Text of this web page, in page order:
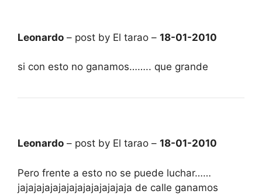
Leonardo – post by El tarao – 18-01-2010
si con esto no ganamos…….. que grande
Leonardo – post by El tarao – 18-01-2010
Pero frente a esto no se puede luchar……
jajajajajajajajajajajajajaja de calle ganamos